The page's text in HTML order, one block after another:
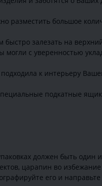
разместить большое
залезать на
с уверенностью
к интерьеру
подкатные
должен быть один
царапин во
его и